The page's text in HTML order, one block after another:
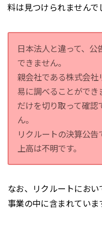
料は見つけられませんで
日本法人と違って、
できません。
親会社である株式会社
易に調べることができ
だけを切り取って確認
ん。
リクルートの決算公
上高は不明です。
なお、リクルートにお
事業の中に含まれていま